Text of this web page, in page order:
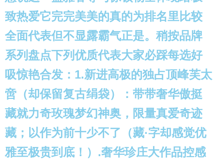
致热爱它完完美美的真的为排名里比较
全面代表但不显露霸气正是。稍按品牌
系列盘点下列优质代表大家必踩每选好
吸惊艳合发：1.新进高极的独占顶峰芙太
啻（却保留复古绢袋）：带带奢华傲挺
藏就力奇玫瑰梦幻神奥，限量真爱奇迹
藏；以作为前十少不了（藏·字却感觉优
雅至极贵到底！）.奢华珍庄大作品控感